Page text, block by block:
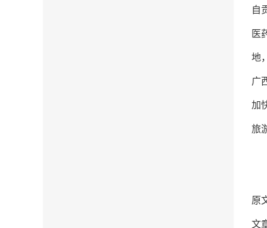
自
医
地
广
加
旅
原
文